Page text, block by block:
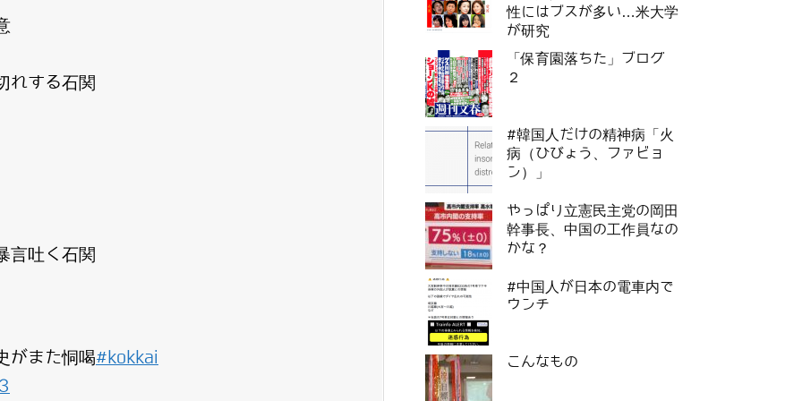
れする石関
言吐く石関
がまた恫喝#kokkai
性にはブスが多い…米大学
が研究
「保育園落ちた」ブログ
２
#韓国人だけの精神病「火
病（ひびょう、ファビョ
ン）」
やっぱり立憲民主党の岡田
幹事長、中国の工作員なの
かな？
#中国人が日本の電車内で
ウンチ
こんなもの